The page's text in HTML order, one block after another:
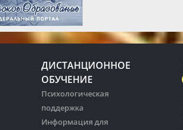
ДИСТАНЦИОННОЕ
ОБУЧЕНИЕ
Психологическая
поддержка
Информация для